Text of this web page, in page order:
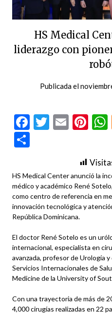
HS Medical
liderazgo con
Publicada el
Facebook
Twitter
Email
HS Medical Center anunció la
médico y académico René
como centro de referencia en
innovación tecnológica y
República Dominicana.
El doctor René Sotelo es un
internacional, especialista en
avanzada, profesor de Urología
Servicios Internacionales de
Medicine de la University of
Con una trayectoria de más de
4,000 cirugías realizadas en 22